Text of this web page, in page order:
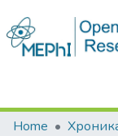
Home